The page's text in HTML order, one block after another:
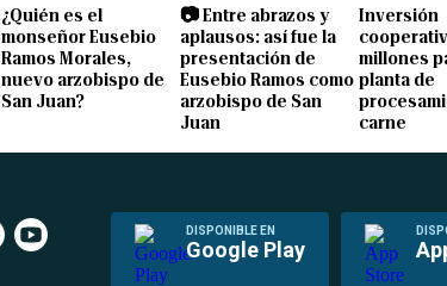
¿Quién es el
monseñor Eusebio
Ramos Morales,
nuevo arzobispo de
San Juan?
📷 Entre abrazos y
aplausos: así fue la
presentación de
Eusebio Ramos como
arzobispo de San
Juan
Inversión
millones
planta de
carne
DISPONIBLE EN
Google Play